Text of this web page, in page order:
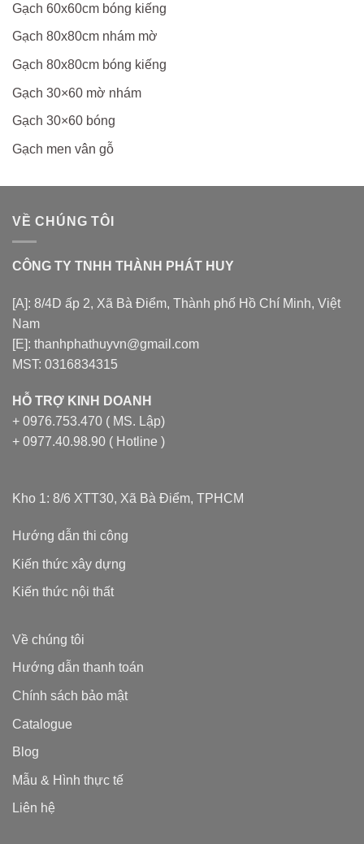
Gạch 60x60cm bóng kiếng
Gạch 80x80cm nhám mờ
Gạch 80x80cm bóng kiếng
Gạch 30×60 mờ nhám
Gạch 30×60 bóng
Gạch men vân gỗ
VỀ CHÚNG TÔI
CÔNG TY TNHH THÀNH PHÁT HUY
[A]: 8/4D ấp 2, Xã Bà Điểm, Thành phố Hồ Chí Minh, Việt
Nam
[E]: thanhphathuyvn@gmail.com
MST: 0316834315
HỖ TRỢ KINH DOANH
+ 0976.753.470 ( MS. Lập)
+ 0977.40.98.90 ( Hotline )
Kho 1: 8/6 XTT30, Xã Bà Điểm, TPHCM
Hướng dẫn thi công
Kiến thức xây dựng
Kiến thức nội thất
Về chúng tôi
Hướng dẫn thanh toán
Chính sách bảo mật
Catalogue
Blog
Mẫu & Hình thực tế
Liên hệ